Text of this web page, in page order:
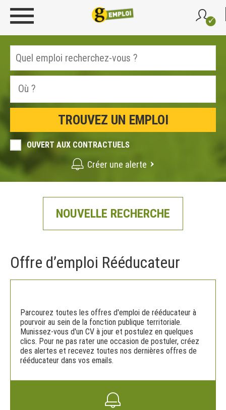
OUVERT AUX CONTRACTUELS
Créer une alerte
NOUVELLE RECHERCHE
Offre d’emploi Rééducateur
Parcourez toutes les offres d'emploi de rééducateur à
pourvoir au sein de la fonction publique territoriale.
Munissez-vous d'un CV à jour et postulez en quelques
clics. Pour ne pas rater une occasion de postuler, créez
des alertes et recevez toutes nos dernières offres de
rééducateur dans vos emails.